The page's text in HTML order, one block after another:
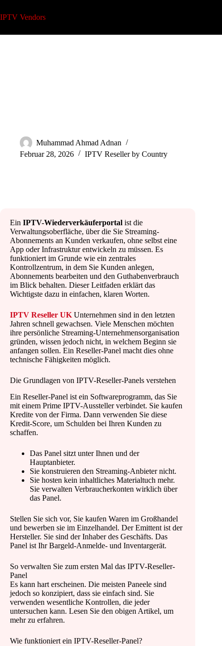
Inhalt
springen
IPTV Vendors
Muhammad Ahmad Adnan
Februar 28, 2026
IPTV Reseller by Country
Ein IPTV-Wiederverkäuferportal ist die
Verwaltungsoberfläche, über die Sie Streaming-
Abonnements an Kunden verkaufen, ohne selbst eine
App oder Infrastruktur entwickeln zu müssen. Es
funktioniert im Grunde wie ein zentrales
Kontrollzentrum, in dem Sie Kunden anlegen,
Abonnements bearbeiten und den Guthabenverbrauch
im Blick behalten. Dieser Leitfaden erklärt das
Wichtigste dazu in einfachen, klaren Worten.
IPTV Reseller UK Unternehmen sind in den letzten
Jahren schnell gewachsen. Viele Menschen möchten
ihre persönliche Streaming-Unternehmensorganisation
gründen, wissen jedoch nicht, in welchem Beginn sie
anfangen sollen. Ein Reseller-Panel macht dies ohne
technische Fähigkeiten möglich.
Die Grundlagen von IPTV-Reseller-Panels verstehen
Ein Reseller-Panel ist ein Softwareprogramm, das Sie
mit einem Prime IPTV-Aussteller verbindet. Sie kaufen
Kredite von der Firma. Dann verwenden Sie diese
Kredit-Score, um Schulden bei Ihren Kunden zu
schaffen.
Das Panel sitzt unter Ihnen und der
Hauptanbieter.
Sie konstruieren den Streaming-Anbieter nicht.
Sie hosten kein inhaltliches Materialtuch mehr.
Sie verwalten Verbraucherkonten wirklich über
das Panel.
Stellen Sie sich vor, Sie kaufen Waren im Großhandel
und bewerben sie im Einzelhandel. Der Emittent ist der
Hersteller. Sie sind der Inhaber des Geschäfts. Das
Panel ist Ihr Bargeld-Anmelde- und Inventargerät.
So verwalten Sie zum ersten Mal das IPTV-Reseller-
Panel
Es kann hart erscheinen. Die meisten Paneele sind
jedoch so konzipiert, dass sie einfach sind. Sie
verwenden wesentliche Kontrollen, die jeder
untersuchen kann. Lesen Sie den obigen Artikel, um
mehr zu erfahren.
Wie funktioniert ein IPTV-Reseller-Panel?